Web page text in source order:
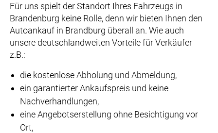
Für uns spielt der Standort Ihres Fahrzeugs in
Brandenburg keine Rolle, denn wir bieten Ihnen den
Autoankauf in Brandburg überall an. Wie auch
unsere deutschlandweiten Vorteile für Verkäufer
z.B.:
die kostenlose Abholung und Abmeldung,
ein garantierter Ankaufspreis und keine
Nachverhandlungen,
eine Angebotserstellung ohne Besichtigung vor
Ort,